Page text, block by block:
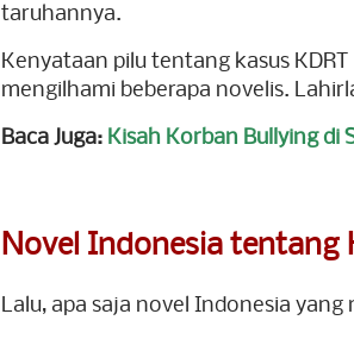
taruhannya.
Kenyataan pilu tentang kasus
mengilhami beberapa novelis.
Baca Juga: Kisah Korban Bullying di
Novel Indonesia tentang
Lalu, apa saja novel Indonesia